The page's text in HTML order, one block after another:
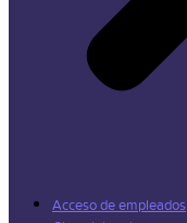
Acceso de empleados